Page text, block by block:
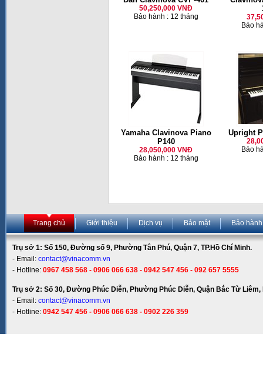
50,250,000 VNĐ
Bảo hành : 12 tháng
Bảo
Yamaha Clavinova Piano
P140
28,050,000 VNĐ
Bảo hành : 12 tháng
Upright
Bảo
Trang chủ Giới thiệu Dịch vụ Bảo mật Bảo hành
Trụ sở 1: Số 150, Đường số 9, Phường Tân Phú, Quận 7, TP.Hồ Chí Minh.
- Email: contact@vinacomm.vn
- Hotline: 0967 458 568 - 0906 066 638 - 0942 547 456 - 092 657 5555
Trụ sở 2: Số 30, Đường Phúc Diễn, Phường Phúc Diễn, Quận Bắc Từ Liêm,
- Email: contact@vinacomm.vn
- Hotline: 0942 547 456 - 0906 066 638 - 0902 226 359